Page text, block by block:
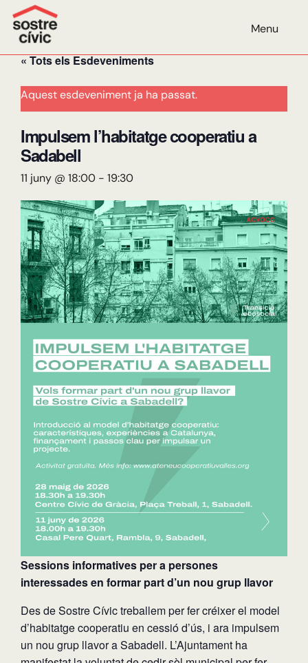
Menu
« Tots els Esdeveniments
Aquest esdeveniment ja ha passat.
Impulsem l’habitatge cooperatiu a
Sadabell
11 juny @ 18:00 - 19:30
Sessions informatives per a persones
interessades en formar part d’un nou grup llavor
Des de Sostre Cívic treballem per fer créixer el model
d’habitatge cooperatiu en cessió d’ús, i ara impulsem
un nou grup llavor a Sabadell. L’Ajuntament ha